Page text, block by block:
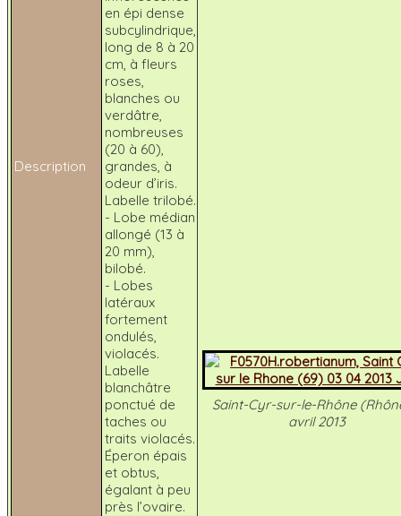
Saint-Cyr-sur-le-Rhône
avril 2013
Description
en épi dense
subcylindrique,
long de 8 à 20
cm, à fleurs
roses,
blanches ou
verdâtre,
nombreuses
(20 à 60),
grandes, à
odeur d’iris.
Labelle trilobé.
- Lobe médian
allongé (13 à
20 mm),
bilobé.
- Lobes
latéraux
fortement
ondulés,
violacés.
Labelle
blanchâtre
ponctué de
taches ou
traits violacés.
Éperon épais
et obtus,
égalant à peu
près l’ovaire.